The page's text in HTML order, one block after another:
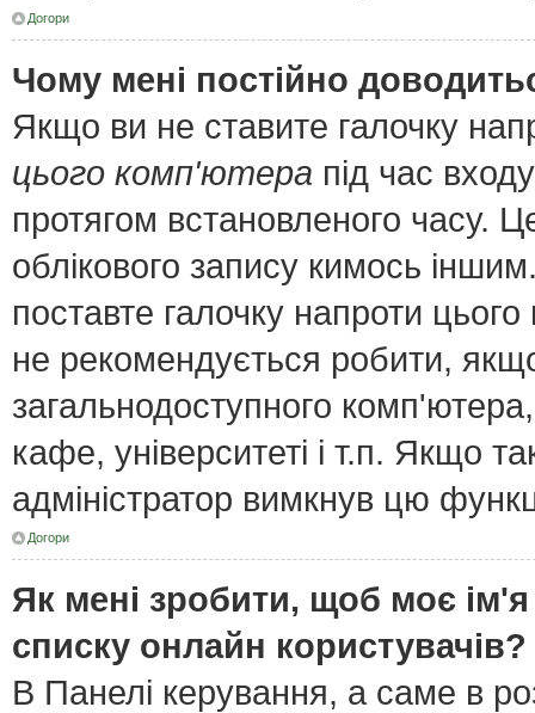
Догори
Чому мені постійно
Якщо ви не ставите галочку
цього комп'ютера під час
протягом встановленого часу.
облікового запису кимось
поставте галочку напроти
не рекомендується робити,
загальнодоступного
кафе, університеті і т.п. Якщо
адміністратор вимкнув цю
Догори
Як мені зробити, щоб моє
списку онлайн користувачів?
В Панелі керування, а саме в